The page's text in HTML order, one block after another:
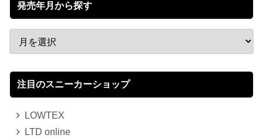
発売年月から探す
注目のスニーカーショップ
LOWTEX
LTD online